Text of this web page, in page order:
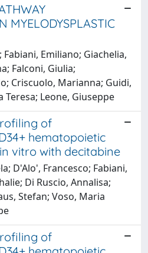
MYELODYSPLASTIC
Emiliano; Giachelia,
Falconi, Giulia;
Criscuolo, Marianna; Guidi,
Teresa; Leone, Giuseppe
of
hematopoietic
vitro with decitabine
D'Alo', Francesco; Fabiani,
Di Ruscio, Annalisa;
Stefan; Voso, Maria
of